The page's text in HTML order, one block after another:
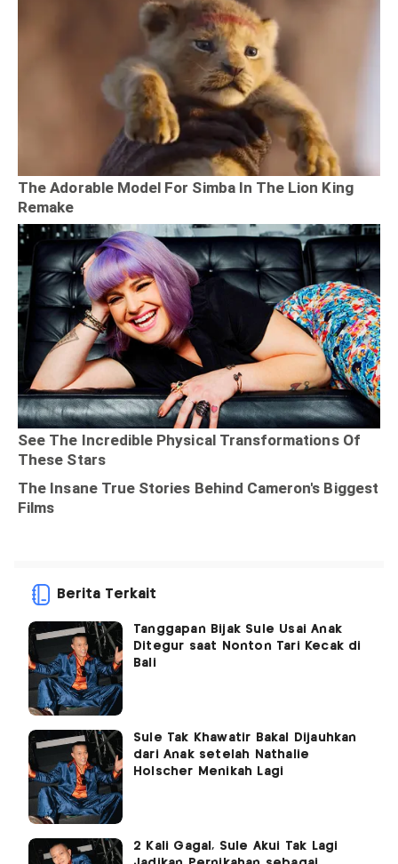
Berita Terkait
Tanggapan Bijak Sule Usai Anak
Ditegur saat Nonton Tari Kecak di
Bali
Sule Tak Khawatir Bakal Dijauhkan
dari Anak setelah Nathalie
Holscher Menikah Lagi
2 Kali Gagal, Sule Akui Tak Lagi